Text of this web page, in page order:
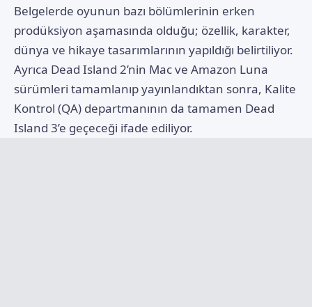
Belgelerde oyunun bazı bölümlerinin erken
prodüksiyon aşamasında olduğu; özellik, karakter,
dünya ve hikaye tasarımlarının yapıldığı belirtiliyor.
Ayrıca Dead Island 2’nin Mac ve Amazon Luna
sürümleri tamamlanıp yayınlandıktan sonra, Kalite
Kontrol (QA) departmanının da tamamen Dead
Island 3’e geçeceği ifade ediliyor.